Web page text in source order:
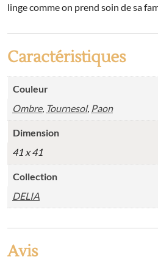
linge comme on prend soin de sa
Caractéristiques
Couleur
Ombre, Tournesol, Paon
Dimension
41 x 41
Collection
DELIA
Avis